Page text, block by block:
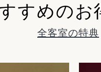
すめのお
全客室の特典